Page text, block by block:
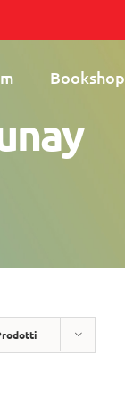
Bookshop